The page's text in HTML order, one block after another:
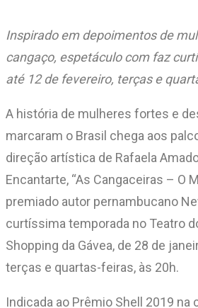
Inspirado em depoimentos de
cangaço, espetáculo com faz
até 12 de fevereiro, terças e
A história de mulheres fortes e
marcaram o Brasil chega aos
direção artística de Rafaela
Encantarte, “As Cangaceiras – O
premiado autor pernambucano
curtíssima temporada no Teatro
Shopping da Gávea, de 28 de
terças e quartas-feiras, às 20h.
Indicada ao Prêmio Shell 2019 na